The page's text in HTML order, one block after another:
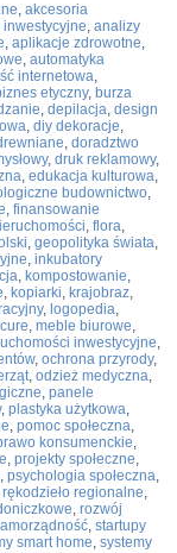
, akcesoria
, analizy
, aplikacje zdrowotne,
, automatyka
internetowa,
etyczny, burza
, depilacja, design
, diy dekoracje,
, doradztwo
, druk reklamowy,
, edukacja kulturowa,
budownictwo,
, finansowanie
, flora,
, geopolityka świata,
, inkubatory
, kompostowanie,
, kopiarki, krajobraz,
, logopedia,
, meble biurowe,
inwestycyjne,
, ochrona przyrody,
, odzież medyczna,
, panele
, plastyka użytkowa,
, pomoc społeczna,
konsumenckie,
, projekty społeczne,
, psychologia społeczna,
rękodzieło regionalne,
, rozwój
, startupy
smart home, systemy